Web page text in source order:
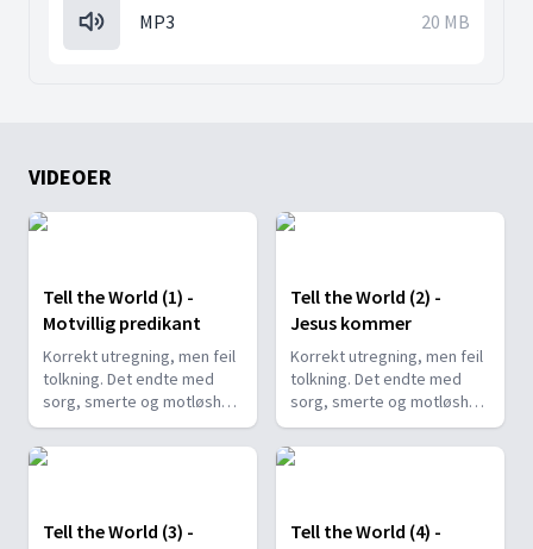
MP3 20 MB
VIDEOER
Tell the World (1) -
Motvillig predikant
Korrekt utregning, men feil
tolkning. Det endte med
sorg, smerte og motløshet.
Slik begynner fortellingen
om Syvendedags
Adventistkirken.
Tell the World (2) -
Jesus kommer
Korrekt utregning, men feil
tolkning. Det endte med
sorg, smerte og motløshet.
Slik begynner fortellingen
om Syvendedags
Adventistkirken.
Tell the World (3) -
Tell the World (4) -